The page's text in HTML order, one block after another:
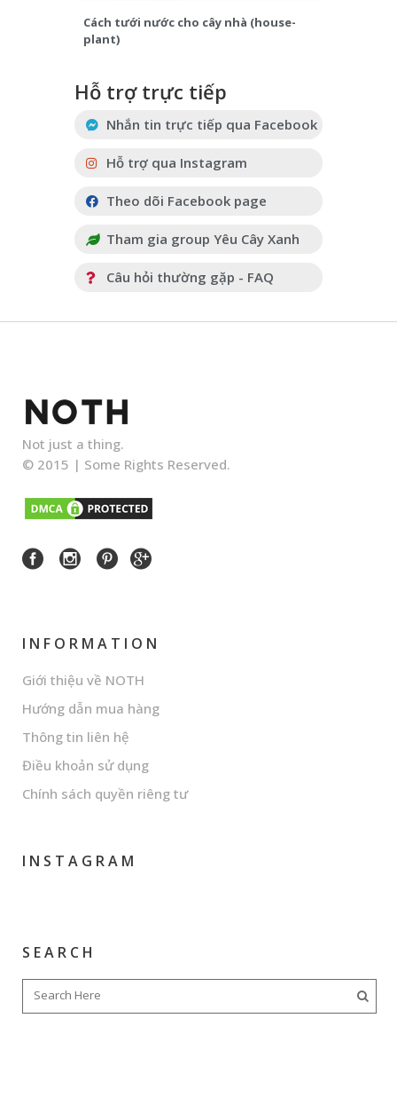
Cách tưới nước cho cây nhà (house-
plant)
Hỗ trợ trực tiếp
Nhắn tin trực tiếp qua Facebook
Hỗ trợ qua Instagram
Theo dõi Facebook page
Tham gia group Yêu Cây Xanh
Câu hỏi thường gặp - FAQ
Not just a thing.
© 2015 | Some Rights Reserved.
INFORMATION
Giới thiệu về NOTH
Hướng dẫn mua hàng
Thông tin liên hệ
Điều khoản sử dụng
Chính sách quyền riêng tư
INSTAGRAM
SEARCH